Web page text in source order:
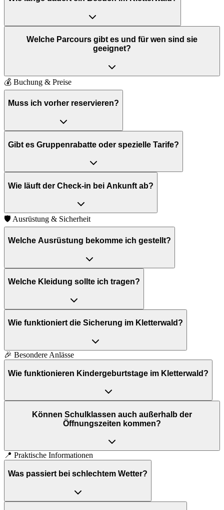
Welche Parcours gibt es und für wen sind sie
geeignet?
💰 Buchung & Preise
Muss ich vorher reservieren?
Gibt es Gruppenrabatte oder spezielle Tarife?
Wie läuft der Check-in bei Ankunft ab?
🛡️ Ausrüstung & Sicherheit
Welche Ausrüstung bekomme ich gestellt?
Welche Kleidung sollte ich tragen?
Wie funktioniert die Sicherung im Kletterwald?
🎉 Besondere Anlässe
Wie funktionieren Kindergeburtstage im Kletterwald?
Können Schulklassen auch außerhalb der
Öffnungszeiten kommen?
📍 Praktische Informationen
Was passiert bei schlechtem Wetter?